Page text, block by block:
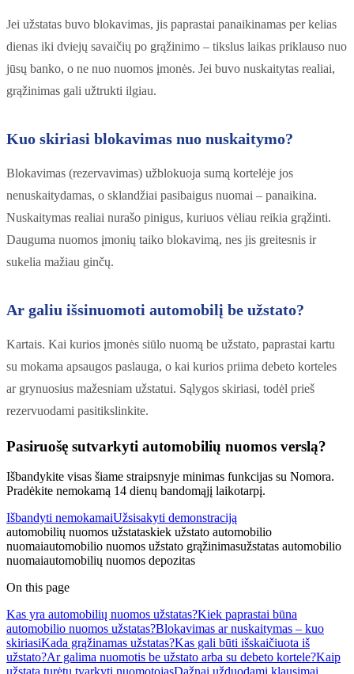
Jei užstatas buvo blokavimas, jis paprastai panaikinamas per kelias
dienas iki dviejų savaičių po grąžinimo – tikslus laikas priklauso nuo
jūsų banko, o ne nuo nuomos įmonės. Jei buvo nuskaitytas realiai,
grąžinimas gali užtrukti ilgiau.
Kuo skiriasi blokavimas nuo nuskaitymo?
Blokavimas (rezervavimas) užblokuoja sumą kortelėje jos
nenuskaitydamas, o sklandžiai pasibaigus nuomai – panaikina.
Nuskaitymas realiai nurašo pinigus, kuriuos vėliau reikia grąžinti.
Dauguma nuomos įmonių taiko blokavimą, nes jis greitesnis ir
sukelia mažiau ginčų.
Ar galiu išsinuomoti automobilį be užstato?
Kartais. Kai kurios įmonės siūlo nuomą be užstato, paprastai kartu
su mokama apsaugos paslauga, o kai kurios priima debeto korteles
ar grynuosius mažesniam užstatui. Sąlygos skiriasi, todėl prieš
rezervuodami pasitikslinkite.
Pasiruošę sutvarkyti automobilių nuomos verslą?
Išbandykite visas šiame straipsnyje minimas funkcijas su Nomora.
Pradėkite nemokamą 14 dienų bandomąjį laikotarpį.
Išbandyti nemokamaiUžsisakyti demonstraciją
automobilių nuomos užstataskiek užstato automobilio
nuomaiautomobilio nuomos užstato grąžinimasužstatas automobilio
nuomaiautomobilių nuomos depozitas
On this page
Kas yra automobilių nuomos užstatas?Kiek paprastai būna
automobilio nuomos užstatas?Blokavimas ar nuskaitymas – kuo
skiriasiKada grąžinamas užstatas?Kas gali būti išskaičiuota iš
užstato?Ar galima nuomotis be užstato arba su debeto kortele?Kaip